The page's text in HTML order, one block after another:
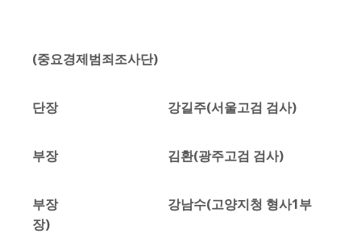
(중요경제범죄조사단)
단장 강길주(서울고검 검사)
부장 김환(광주고검 검사)
부장 강남수(고양지청 형사1부
장)